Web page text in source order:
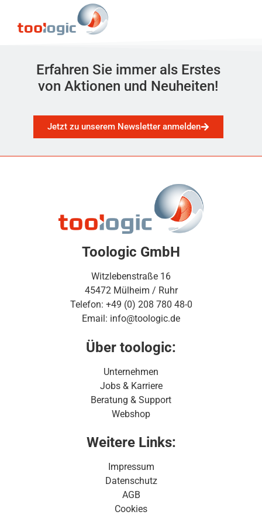
Erfahren Sie immer als Erstes
von Aktionen und Neuheiten!
Jetzt zu unserem Newsletter anmelden
Toologic GmbH
Witzlebenstraße 16
45472 Mülheim / Ruhr
Telefon: +49 (0) 208 780 48-0
Email: info@toologic.de
Über toologic:
Unternehmen
Jobs & Karriere
Beratung & Support
Webshop
Weitere Links:
Impressum
Datenschutz
AGB
Cookies